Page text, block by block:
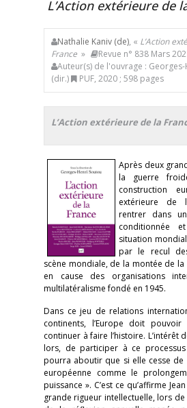
L’Action extérieure de
Nathalie Kaniv (de), « L’Action
France » Revue n° 838 Mars
Auteur(s) de l'ouvrage :
(dir.)
PUF, 2020 ; 598 pages
L’Action extérieure de la
Après deux
la guerre
construction
extérieure de
rentrer dans
conditionnée
situation
par le recul
scène mondiale, de la montée de la
en cause des organisations
multilatéralisme fondé en 1945.
Dans ce jeu de relations
continents, l’Europe doit
continuer à faire l’histoire. L’intérêt
lors, de participer à ce
pourra aboutir que si elle cesse de
européenne comme le
puissance ». C’est ce qu’affirme
grande rigueur intellectuelle, lors de